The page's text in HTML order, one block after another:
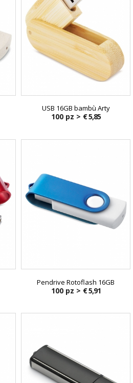
USB 16GB bambù Arty
100 pz > € 5,85
Pendrive Rotoflash 16GB
100 pz > € 5,91